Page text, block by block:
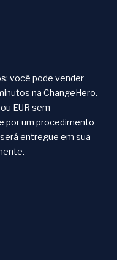
você pode vender
na ChangeHero.
EUR sem
por um procedimento
entregue em sua